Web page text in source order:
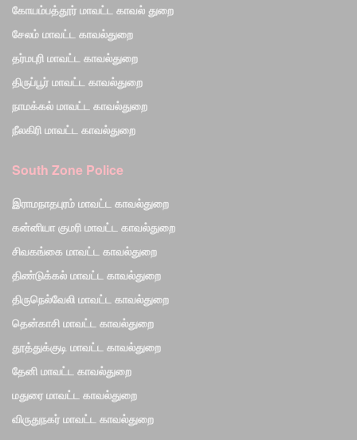
கோயம்பத்தூர் மாவட்ட காவல் துறை
சேலம் மாவட்ட காவல்துறை
தர்மபுரி மாவட்ட காவல்துறை
திருப்பூர் மாவட்ட காவல்துறை
நாமக்கல் மாவட்ட காவல்துறை
நீலகிரி மாவட்ட காவல்துறை
South Zone Police
இராமநாதபுரம் மாவட்ட காவல்துறை
கன்னியா குமரி மாவட்ட காவல்துறை
சிவகங்கை மாவட்ட காவல்துறை
திண்டுக்கல் மாவட்ட காவல்துறை
திருநெல்வேலி மாவட்ட காவல்துறை
தென்காசி மாவட்ட காவல்துறை
தூத்துக்குடி மாவட்ட காவல்துறை
தேனி மாவட்ட காவல்துறை
மதுரை மாவட்ட காவல்துறை
விருதுநகர் மாவட்ட காவல்துறை